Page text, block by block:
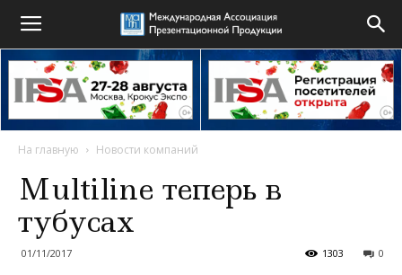
На главную Новости компаний
Multiline теперь в
тубусах
01/11/2017 0
1303